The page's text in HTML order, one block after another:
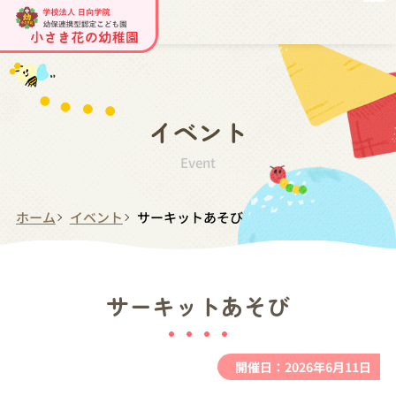
イベント
Event
ホーム イベント サーキットあそび
サーキットあそび
開催日：2026年6月11日